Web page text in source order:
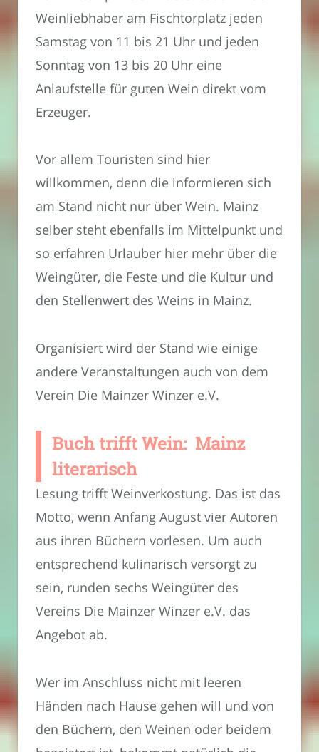
Weinliebhaber am Fischtorplatz jeden
Samstag von 11 bis 21 Uhr und jeden
Sonntag von 13 bis 20 Uhr eine
Anlaufstelle für guten Wein direkt vom
Erzeuger.
Vor allem Touristen sind hier
willkommen, denn die informieren sich
am Stand nicht nur über Wein. Mainz
selber steht ebenfalls im Mittelpunkt und
so erfahren Urlauber hier mehr über die
Weingüter, die Feste und die Kultur und
den Stellenwert des Weins in Mainz.
Organisiert wird der Stand wie einige
andere Veranstaltungen auch von dem
Verein Die Mainzer Winzer e.V.
Buch trifft Wein: Mainz
literarisch
Lesung trifft Weinverkostung. Das ist das
Motto, wenn Anfang August vier Autoren
aus ihren Büchern vorlesen. Um auch
entsprechend kulinarisch versorgt zu
sein, runden sechs Weingüter des
Vereins Die Mainzer Winzer e.V. das
Angebot ab.
Wer im Anschluss nicht mit leeren
Händen nach Hause gehen will und von
den Büchern, den Weinen oder beidem